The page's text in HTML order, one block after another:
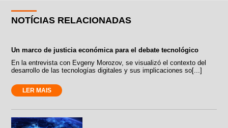
NOTÍCIAS RELACIONADAS
Un marco de justicia económica para el debate tecnológico
En la entrevista con Evgeny Morozov, se visualizó el contexto del
desarrollo de las tecnologías digitales y sus implicaciones so[...]
LER MAIS